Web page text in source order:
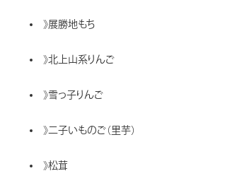
》展勝地もち
》北上山系りんご
》雪っ子りんご
》二子いものご（里芋）
》松茸